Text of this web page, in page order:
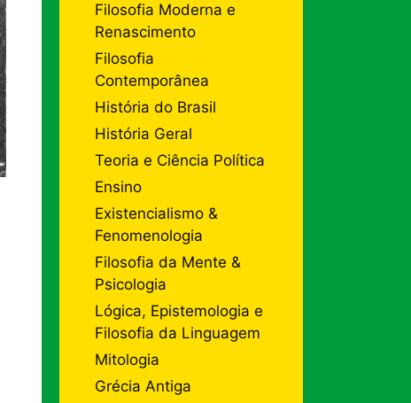
Filosofia Moderna e
Renascimento
Filosofia
Contemporânea
História do Brasil
História Geral
Teoria e Ciência Política
Ensino
Existencialismo &
Fenomenologia
Filosofia da Mente &
Psicologia
Lógica, Epistemologia e
Filosofia da Linguagem
Mitologia
Grécia Antiga